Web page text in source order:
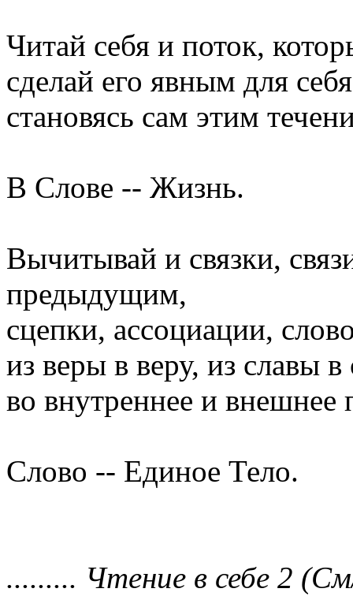
Читай себя и поток,
сделай его явным для
становясь сам этим
В Слове -- Жизнь.
Вычитывай и связки,
предыдущим,
сцепки, ассоциации,
из веры в веру, из славы в
во внутреннее и внешнее
Слово -- Единое Тело.
......... Чтение в себе 2